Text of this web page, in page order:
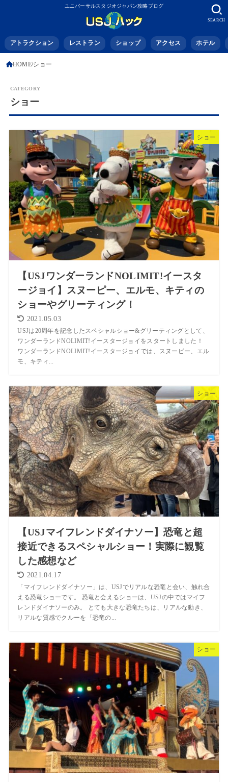
ユニバーサルスタジオジャパン攻略ブログ
アトラクション レストラン ショップ アクセス ホテル
SEARCH
HOME ショー
ショー
ショー
【USJワンダーランドNOLIMIT!イースタ
ージョイ】スヌーピー、エルモ、キティの
ショーやグリーティング！
2021.05.03
USJは20周年を記念したスペシャルショー&グリーティングとして、
ワンダーランドNOLIMIT!イースタージョイをスタートしました！
ワンダーランドNOLIMIT!イースタージョイでは、スヌーピー、エル
モ、キティ...
ショー
【USJマイフレンドダイナソー】恐竜と超
接近できるスペシャルショー！実際に観覧
した感想など
2021.04.17
「マイフレンドダイナソー」は、USJでリアルな恐竜と会い、触れ合
える恐竜ショーです。 恐竜と会えるショーは、USJの中ではマイフ
レンドダイナソーのみ。 とても大きな恐竜たちは、リアルな動き、
リアルな質感でクルーを「恐竜の...
ショー